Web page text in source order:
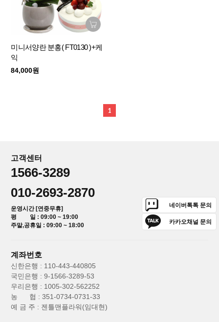
미니서양란 분홍( FT0130 )+케
익
84,000원
1
고객센터
1566-3289
010-2693-2870
운영시간 [연중무휴]
평 일 : 09:00 ~ 19:00
주말,공휴일 : 09:00 ~ 18:00
네이버톡톡 문의
카카오채널 문의
계좌번호
신한은행 : 110-443-440805
국민은행 : 9-1566-3289-53
우리은행 : 1005-302-562252
농 협 : 351-0734-0731-33
예 금 주 : 젠틀맨플라워(임대현)